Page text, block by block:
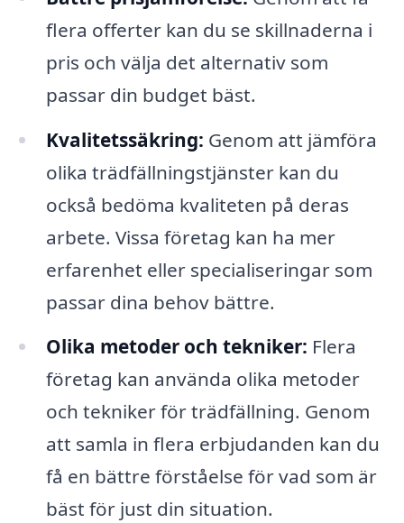
flera offerter kan du se skillnaderna i
pris och välja det alternativ som
passar din budget bäst.
Kvalitetssäkring: Genom att jämföra
olika trädfällningstjänster kan du
också bedöma kvaliteten på deras
arbete. Vissa företag kan ha mer
erfarenhet eller specialiseringar som
passar dina behov bättre.
Olika metoder och tekniker: Flera
företag kan använda olika metoder
och tekniker för trädfällning. Genom
att samla in flera erbjudanden kan du
få en bättre förståelse för vad som är
bäst för just din situation.